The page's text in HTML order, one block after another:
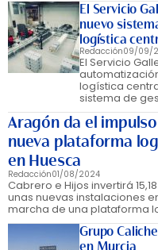
El Servicio
nuevo
logística
Redacción09/09/
El Servicio
logística
sistema de
Aragón da el
nueva plataforma
en Huesca
Redacción01/08/2024
Cabrero e Hijos invertirá
unas nuevas instalaciones
marcha de una plataforma
Grupo
en Murcia